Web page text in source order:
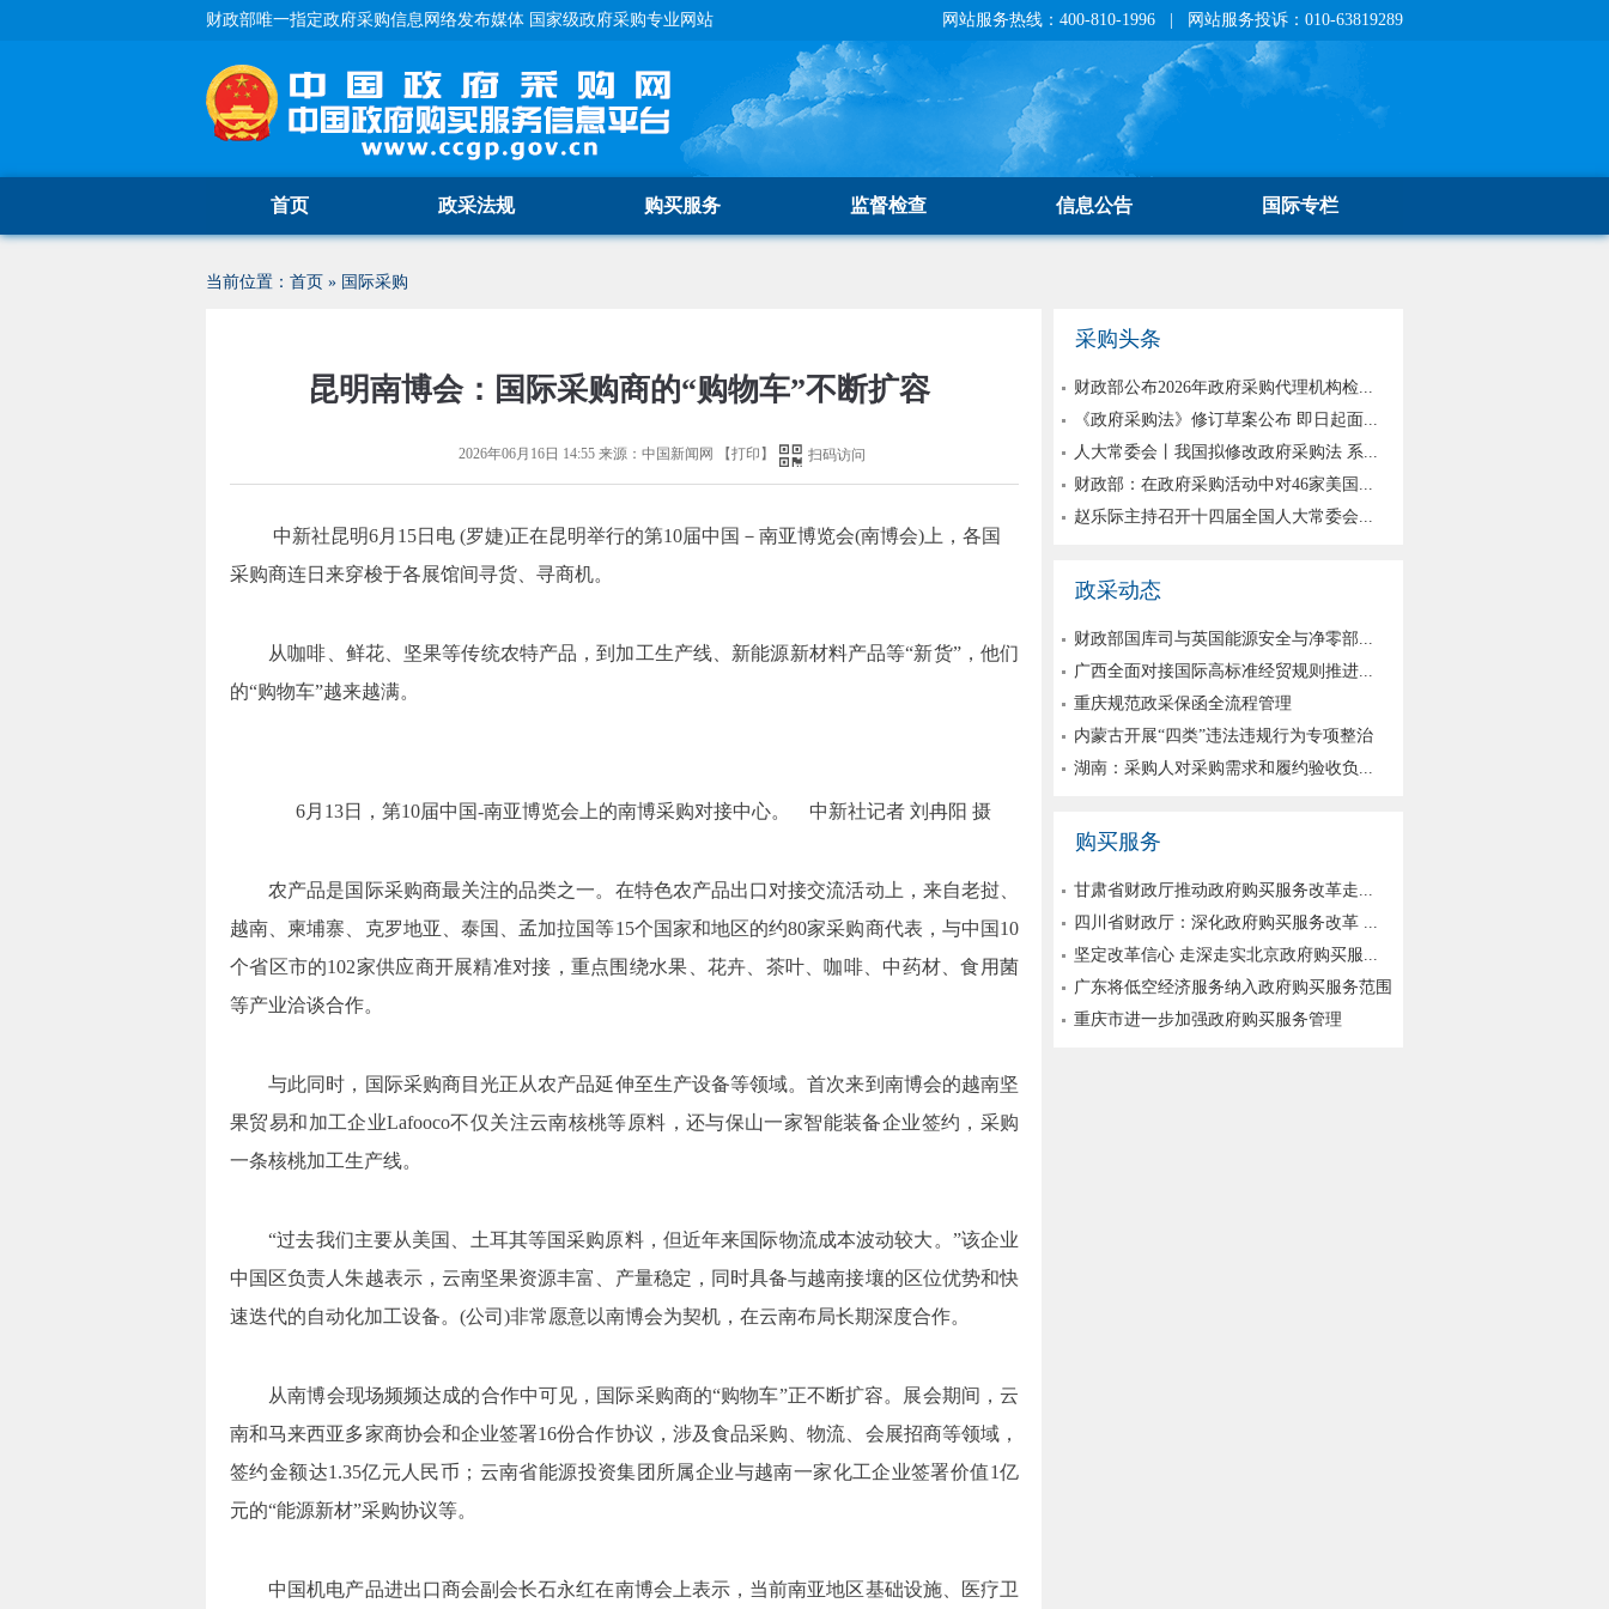
财政部唯一指定政府采购信息网络发布媒体 国家级政府采购专业网站 网站服务热线：400-810-1996 | 网站服务投诉：010-63819289
首页 政采法规 购买服务 监督检查 信息公告 国际专栏
当前位置： 首页 » 国际采购
昆明南博会：国际采购商的“购物车”不断扩容
2026年06月16日 14:55来源： 中国新闻网 【打印 】 扫码访问
中新社昆明6月15日电 (罗婕)正在昆明举行的第10届中国－南亚博览会(南博会)上，各国
采购商连日来穿梭于各展馆间寻货、寻商机。
从咖啡、鲜花、坚果等传统农特产品，到加工生产线、新能源新材料产品等“新货”，他们
的“购物车”越来越满。
6月13日，第10届中国-南亚博览会上的南博采购对接中心。 中新社记者 刘冉阳 摄
农产品是国际采购商最关注的品类之一。在特色农产品出口对接交流活动上，来自老挝、
越南、柬埔寨、克罗地亚、泰国、孟加拉国等15个国家和地区的约80家采购商代表，与中国10
个省区市的102家供应商开展精准对接，重点围绕水果、花卉、茶叶、咖啡、中药材、食用菌
等产业洽谈合作。
与此同时，国际采购商目光正从农产品延伸至生产设备等领域。首次来到南博会的越南坚
果贸易和加工企业Lafooco不仅关注云南核桃等原料，还与保山一家智能装备企业签约，采购
一条核桃加工生产线。
“过去我们主要从美国、土耳其等国采购原料，但近年来国际物流成本波动较大。”该企业
中国区负责人朱越表示，云南坚果资源丰富、产量稳定，同时具备与越南接壤的区位优势和快
速迭代的自动化加工设备。(公司)非常愿意以南博会为契机，在云南布局长期深度合作。
从南博会现场频频达成的合作中可见，国际采购商的“购物车”正不断扩容。展会期间，云
南和马来西亚多家商协会和企业签署16份合作协议，涉及食品采购、物流、会展招商等领域，
签约金额达1.35亿元人民币；云南省能源投资集团所属企业与越南一家化工企业签署价值1亿
元的“能源新材”采购协议等。
中国机电产品进出口商会副会长石永红在南博会上表示，当前南亚地区基础设施、医疗卫
采购头条
财政部公布2026年政府采购代理机构检...
《政府采购法》修订草案公布 即日起面...
人大常委会丨我国拟修改政府采购法 系...
财政部：在政府采购活动中对46家美国...
赵乐际主持召开十四届全国人大常委会...
政采动态
财政部国库司与英国能源安全与净零部...
广西全面对接国际高标准经贸规则推进...
重庆规范政采保函全流程管理
内蒙古开展“四类”违法违规行为专项整治
湖南：采购人对采购需求和履约验收负...
购买服务
甘肃省财政厅推动政府购买服务改革走...
四川省财政厅：深化政府购买服务改革 ...
坚定改革信心 走深走实北京政府购买服...
广东将低空经济服务纳入政府购买服务范围
重庆市进一步加强政府购买服务管理